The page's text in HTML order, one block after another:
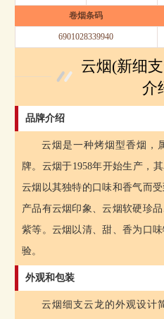
卷烟条码
6901028339940
云烟(新细
介
品牌介绍
云烟是一种烤烟型香烟，
牌。云烟于1958年开始生产，
云烟以其独特的口味和香气而
产品有云烟印象、云烟软硬珍
紫等。云烟以清、甜、香为口
验。
外观和包装
云烟细支云龙的外观设计